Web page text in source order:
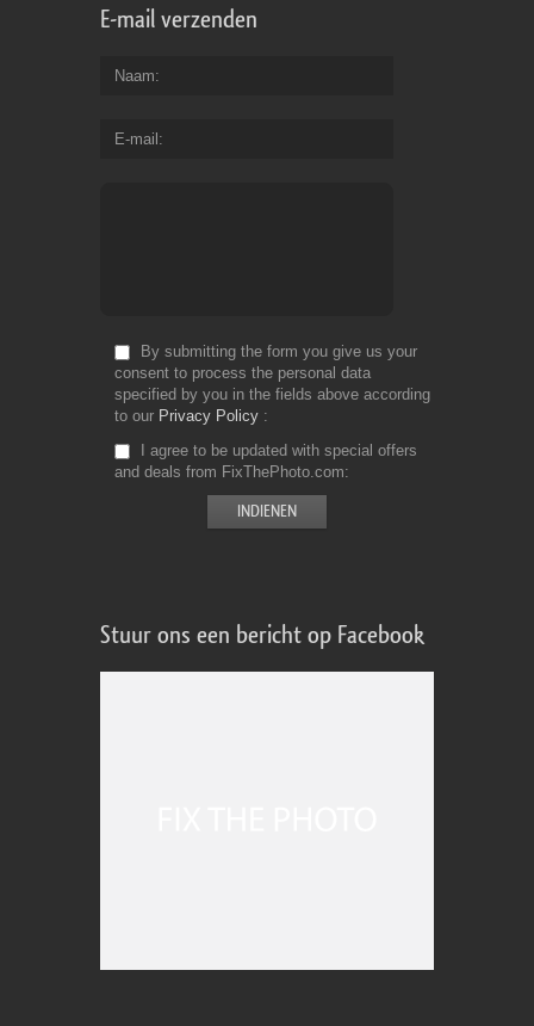
E-mail verzenden
Naam
E-mail
By submitting the form you give us your
consent to process the personal data
specified by you in the fields above according
to our Privacy Policy
I agree to be updated with special offers
and deals from FixThePhoto.com
Stuur ons een bericht op Facebook